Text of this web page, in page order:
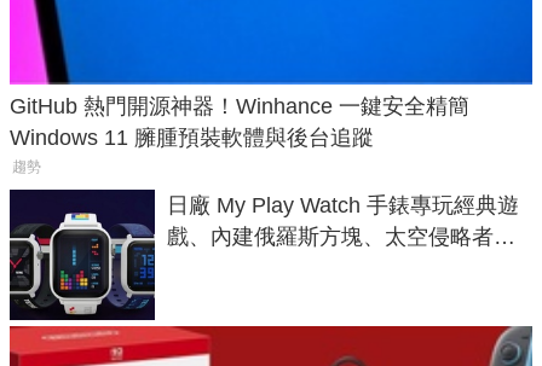
GitHub 熱門開源神器！Winhance 一鍵安全精簡
Windows 11 臃腫預裝軟體與後台追蹤
趨勢
日廠 My Play Watch 手錶專玩經典遊
戲、內建俄羅斯方塊、太空侵略者，